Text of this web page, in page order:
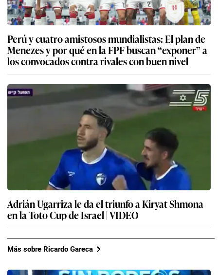
Perú y cuatro amistosos mundialistas: El plan de
Menezes y por qué en la FPF buscan “exponer” a
los convocados contra rivales con buen nivel
Adrián Ugarriza le da el triunfo a Kiryat Shmona
en la Toto Cup de Israel | VIDEO
Más sobre Ricardo Gareca